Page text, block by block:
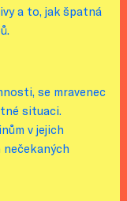
a to, jak špatná
se mravenec
situaci.
v jejich
nečekaných